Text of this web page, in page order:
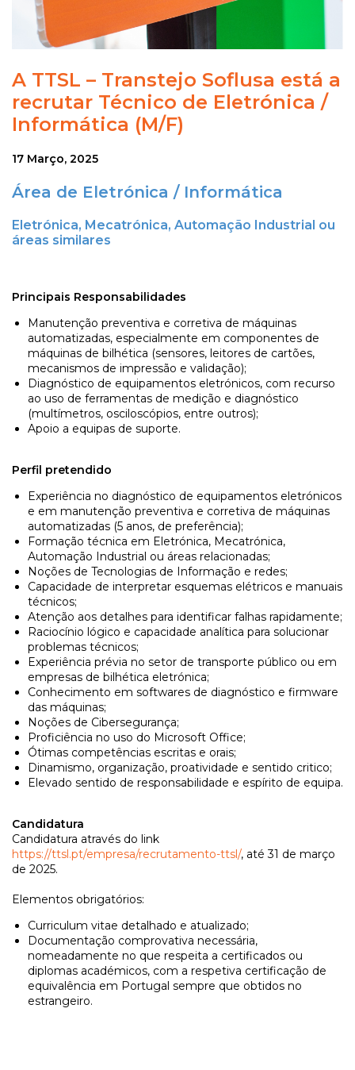
A TTSL – Transtejo Soflusa está a
recrutar Técnico de Eletrónica /
Informática (M/F)
17 Março, 2025
Área de Eletrónica / Informática
Eletrónica, Mecatrónica, Automação Industrial ou
áreas similares
Principais Responsabilidades
Manutenção preventiva e corretiva de máquinas
automatizadas, especialmente em componentes de
máquinas de bilhética (sensores, leitores de cartões,
mecanismos de impressão e validação);
Diagnóstico de equipamentos eletrónicos, com recurso
ao uso de ferramentas de medição e diagnóstico
(multímetros, osciloscópios, entre outros);
Apoio a equipas de suporte.
Perfil pretendido
Experiência no diagnóstico de equipamentos eletrónicos
e em manutenção preventiva e corretiva de máquinas
automatizadas (5 anos, de preferência);
Formação técnica em Eletrónica, Mecatrónica,
Automação Industrial ou áreas relacionadas;
Noções de Tecnologias de Informação e redes;
Capacidade de interpretar esquemas elétricos e manuais
técnicos;
Atenção aos detalhes para identificar falhas rapidamente;
Raciocínio lógico e capacidade analítica para solucionar
problemas técnicos;
Experiência prévia no setor de transporte público ou em
empresas de bilhética eletrónica;
Conhecimento em softwares de diagnóstico e firmware
das máquinas;
Noções de Cibersegurança;
Proficiência no uso do Microsoft Office;
Ótimas competências escritas e orais;
Dinamismo, organização, proatividade e sentido critico;
Elevado sentido de responsabilidade e espírito de equipa.
Candidatura
Candidatura através do link
https://ttsl.pt/empresa/recrutamento-ttsl/, até 31 de março
de 2025.
Elementos obrigatórios:
Curriculum vitae detalhado e atualizado;
Documentação comprovativa necessária,
nomeadamente no que respeita a certificados ou
diplomas académicos, com a respetiva certificação de
equivalência em Portugal sempre que obtidos no
estrangeiro.